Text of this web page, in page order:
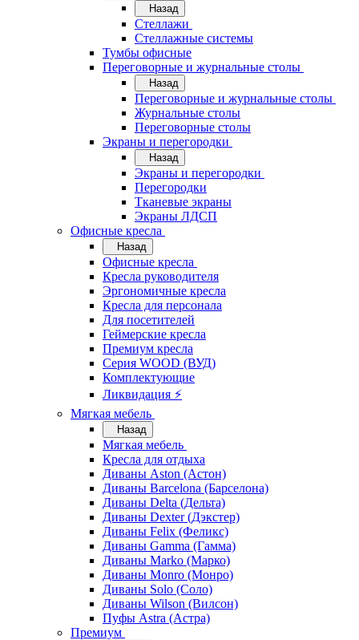
Назад
Стеллажи
Стеллажные системы
Тумбы офисные
Переговорные и журнальные столы
Назад
Переговорные и журнальные столы
Журнальные столы
Переговорные столы
Экраны и перегородки
Назад
Экраны и перегородки
Перегородки
Тканевые экраны
Экраны ЛДСП
Офисные кресла
Назад
Офисные кресла
Кресла руководителя
Эргономичные кресла
Кресла для персонала
Для посетителей
Геймерские кресла
Премиум кресла
Серия WOOD (ВУД)
Комплектующие
Ликвидация ⚡
Мягкая мебель
Назад
Мягкая мебель
Кресла для отдыха
Диваны Aston (Астон)
Диваны Barcelona (Барселона)
Диваны Delta (Дельта)
Диваны Dexter (Дэкстер)
Диваны Felix (Феликс)
Диваны Gamma (Гамма)
Диваны Marko (Марко)
Диваны Monro (Монро)
Диваны Solo (Соло)
Диваны Wilson (Вилсон)
Пуфы Astra (Астра)
Премиум